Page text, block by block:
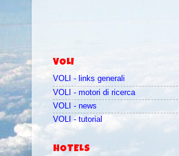
VOLI
VOLI - links generali
VOLI - motori di ricerca
VOLI - news
VOLI - tutorial
HOTELS